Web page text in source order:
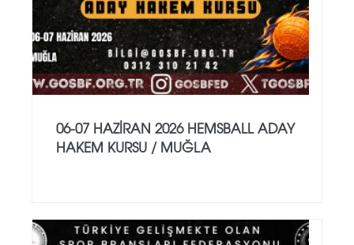
06-07 HAZİRAN 2026 HEMSBALL ADAY
HAKEM KURSU / MUĞLA